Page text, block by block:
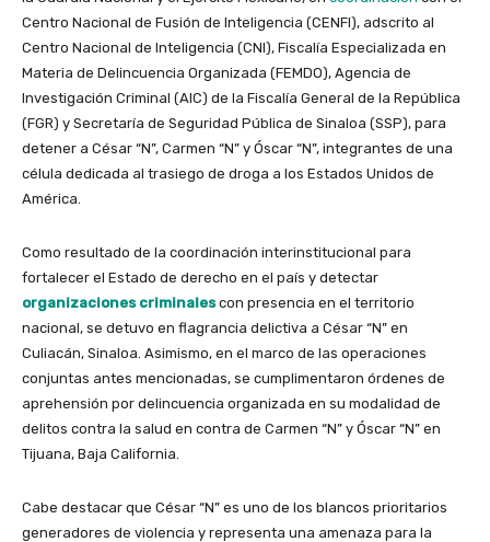
Centro Nacional de Fusión de Inteligencia (CENFI), adscrito al
Centro Nacional de Inteligencia (CNI), Fiscalía Especializada en
Materia de Delincuencia Organizada (FEMDO), Agencia de
Investigación Criminal (AIC) de la Fiscalía General de la República
(FGR) y Secretaría de Seguridad Pública de Sinaloa (SSP), para
detener a César “N”, Carmen “N” y Óscar “N”, integrantes de una
célula dedicada al trasiego de droga a los Estados Unidos de
América.
Como resultado de la coordinación interinstitucional para
fortalecer el Estado de derecho en el país y detectar
organizaciones criminalescon presencia en el territorio
nacional, se detuvo en flagrancia delictiva a César “N” en
Culiacán, Sinaloa. Asimismo, en el marco de las operaciones
conjuntas antes mencionadas, se cumplimentaron órdenes de
aprehensión por delincuencia organizada en su modalidad de
delitos contra la salud en contra de Carmen “N” y Óscar “N” en
Tijuana, Baja California.
Cabe destacar que César “N” es uno de los blancos prioritarios
generadores de violencia y representa una amenaza para la